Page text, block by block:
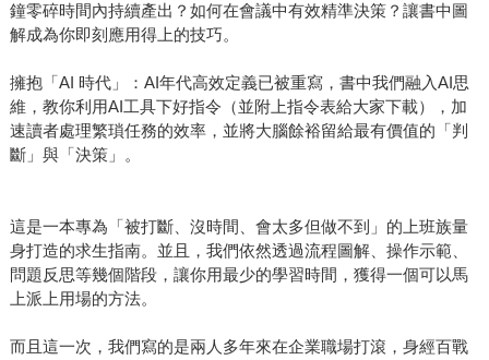
鐘零碎時間內持續產出？如何在會議中有效精準決策？讓書中圖
解成為你即刻應用得上的技巧。
擁抱「AI 時代」：AI年代高效定義已被重寫，書中我們融入AI思
維，教你利用AI工具下好指令（並附上指令表給大家下載），加
速讀者處理繁瑣任務的效率，並將大腦餘裕留給最有價值的「判
斷」與「決策」。
這是一本專為「被打斷、沒時間、會太多但做不到」的上班族量
身打造的求生指南。並且，我們依然透過流程圖解、操作示範、
問題反思等幾個階段，讓你用最少的學習時間，獲得一個可以馬
上派上用場的方法。
而且這一次，我們寫的是兩人多年來在企業職場打滾，身經百戰